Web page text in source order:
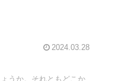
2024.03.28
うか。それともどこか